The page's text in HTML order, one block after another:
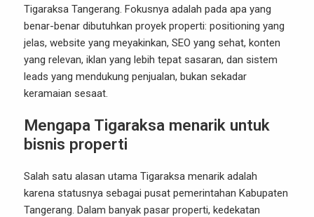
Tigaraksa Tangerang. Fokusnya adalah pada apa yang
benar-benar dibutuhkan proyek properti: positioning yang
jelas, website yang meyakinkan, SEO yang sehat, konten
yang relevan, iklan yang lebih tepat sasaran, dan sistem
leads yang mendukung penjualan, bukan sekadar
keramaian sesaat.
Mengapa Tigaraksa menarik untuk
bisnis properti
Salah satu alasan utama Tigaraksa menarik adalah
karena statusnya sebagai pusat pemerintahan Kabupaten
Tangerang. Dalam banyak pasar properti, kedekatan